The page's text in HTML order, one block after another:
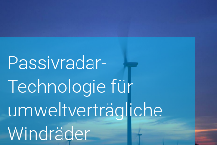
Passivradar-
Technologie für
umweltverträgliche
Windräder